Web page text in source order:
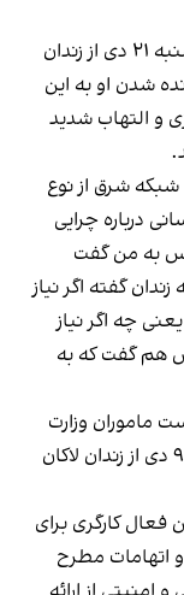
بنا بر این گزارش، این فعال کارگری روز پنج‌شنبه ۲۱ دی‌ از زندان
شدن او به این
و التهاب شدید
شبکه شرق از نوع
درباره چرایی
به من گفت
گفته اگر نیاز
چه اگر نیاز
هم گفت که به
امسال به دست ماموران وزارت
اطلاعات در خانه‌اش در رشت بازداشت و روز ۹ دی از زندان لاکان
فعال کارگری برای
اتهامات مطرح